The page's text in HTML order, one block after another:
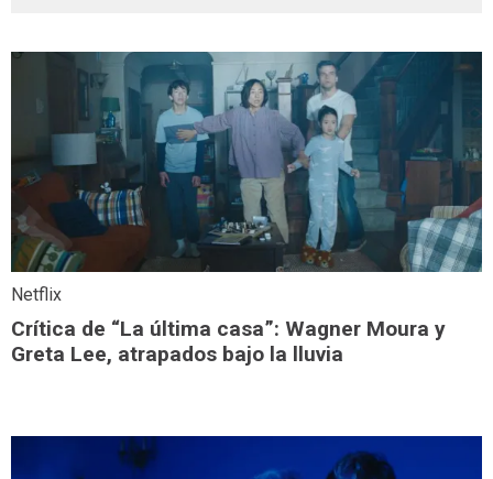
Netflix
Crítica de “La última casa”: Wagner Moura y
Greta Lee, atrapados bajo la lluvia